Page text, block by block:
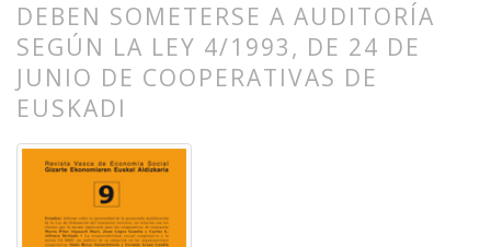
DEBEN SOMETERSE A AUDITORÍA
SEGÚN LA LEY 4/1993, DE 24 DE
JUNIO DE COOPERATIVAS DE
EUSKADI